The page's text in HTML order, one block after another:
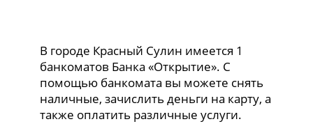
В городе Красный Сулин имеется 1
банкоматов Банка «Открытие». С
помощью банкомата вы можете снять
наличные, зачислить деньги на карту, а
также оплатить различные услуги.